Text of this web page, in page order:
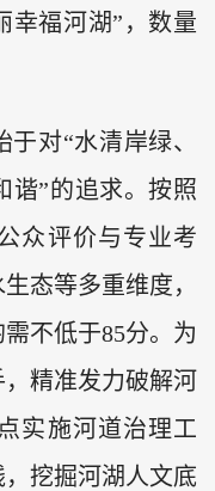
幸福河湖”，数量
对“水清岸绿、
谐”的追求。按照
众评价与专业考
态等多重维度，
不低于85分。为
精准发力破解河
实施河道治理工
挖掘河湖人文底